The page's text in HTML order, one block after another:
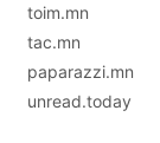
toim.mn
tac.mn
paparazzi.mn
unread.today